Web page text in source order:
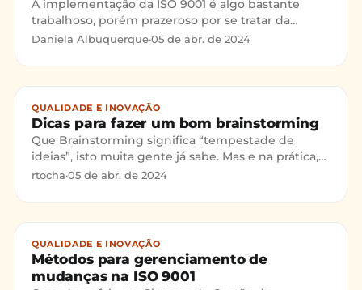
A implementação da ISO 9001 é algo bastante
trabalhoso, porém prazeroso por se tratar da
melhoria de sua organização. Neste post
Daniela Albuquerque·05 de abr. de 2024
QUALIDADE E INOVAÇÃO
Dicas para fazer um bom brainstorming
Que Brainstorming significa “tempestade de
ideias”, isto muita gente já sabe. Mas e na prática,
como se dá a sua aplicabilidade. Vamos ver
rtocha·05 de abr. de 2024
QUALIDADE E INOVAÇÃO
Métodos para gerenciamento de
mudanças na ISO 9001